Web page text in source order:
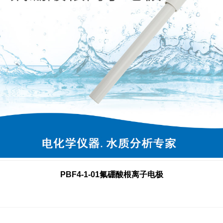
PBF4-1-01氟硼酸根离子电极